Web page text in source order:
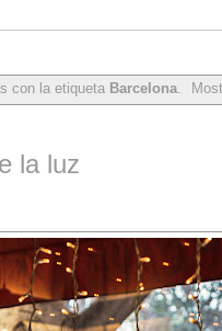
con la etiqueta Barcelona.
la luz